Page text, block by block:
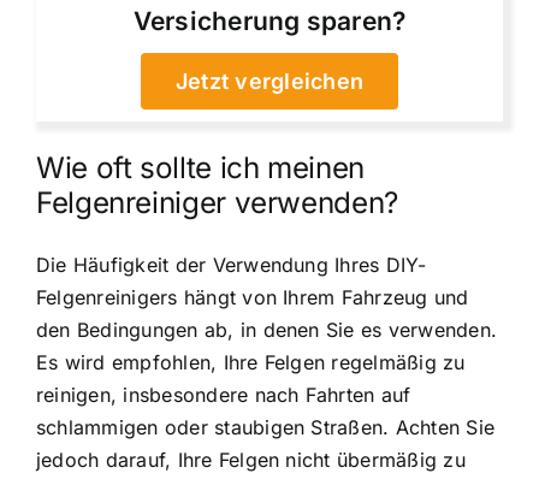
Versicherung sparen?
Jetzt vergleichen
Wie oft sollte ich meinen
Felgenreiniger verwenden?
Die Häufigkeit der Verwendung Ihres DIY-
Felgenreinigers hängt von Ihrem Fahrzeug und
den Bedingungen ab, in denen Sie es verwenden.
Es wird empfohlen, Ihre Felgen regelmäßig zu
reinigen, insbesondere nach Fahrten auf
schlammigen oder staubigen Straßen. Achten Sie
jedoch darauf, Ihre Felgen nicht übermäßig zu